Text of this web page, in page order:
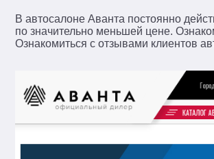
В автосалоне Аванта постоянно
по значительно меньшей цене.
Ознакомиться с отзывами клиентов